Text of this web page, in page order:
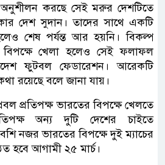
অনুশীলন করছে সেই মরুর দেশটিতে
দেশ সুদান। তাদের সাথে একটি
শেষ পর্যন্ত আর হয়নি। বিকল্প
বিপক্ষে খেলা হলেও সেই ফলাফল
ফুটবল ফেডারেশন। আরেকটি
রয়েছে বলে জানা যায়।
প্রতিপক্ষ ভারতের বিপক্ষে খেলতে
অন্য দুটি দেশের চাইতে
নজর ভারতের বিপক্ষে দুই ম্যাচের
হবে আগামী ২৫ মার্চ।